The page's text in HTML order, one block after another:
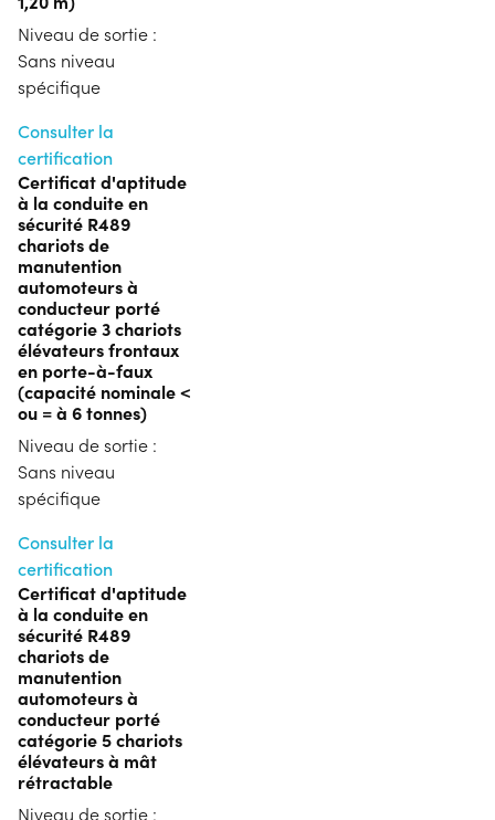
Niveau de sortie :
Sans niveau
spécifique
Consulter la
certification
Certificat d'aptitude
à la conduite en
sécurité R489
chariots de
manutention
automoteurs à
conducteur porté
catégorie 3 chariots
élévateurs frontaux
en porte-à-faux
(capacité nominale <
ou = à 6 tonnes)
Niveau de sortie :
Sans niveau
spécifique
Consulter la
certification
Certificat d'aptitude
à la conduite en
sécurité R489
chariots de
manutention
automoteurs à
conducteur porté
catégorie 5 chariots
élévateurs à mât
rétractable
Niveau de sortie :